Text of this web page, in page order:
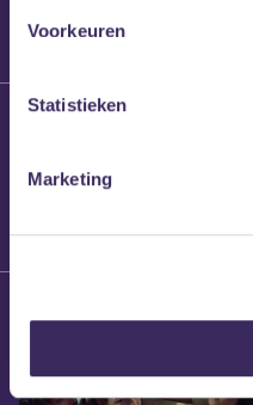
Voorkeuren
Statistieken
Marketing